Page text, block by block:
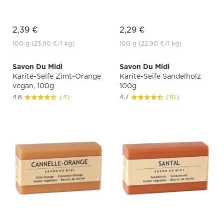
2,39 €
100 g (23,90 €/1 kg)
2,29 €
100 g (22,90 €/1 kg)
Savon Du Midi
Karité-Seife Zimt-Orange
vegan, 100g
4.8 (4)
Savon Du Midi
Karité-Seife Sandelholz
100g
4.7 (10)